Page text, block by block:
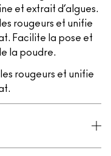
et extrait d’algues.
rougeurs et unifie
Facilite la pose et
la poudre.
rougeurs et unifie